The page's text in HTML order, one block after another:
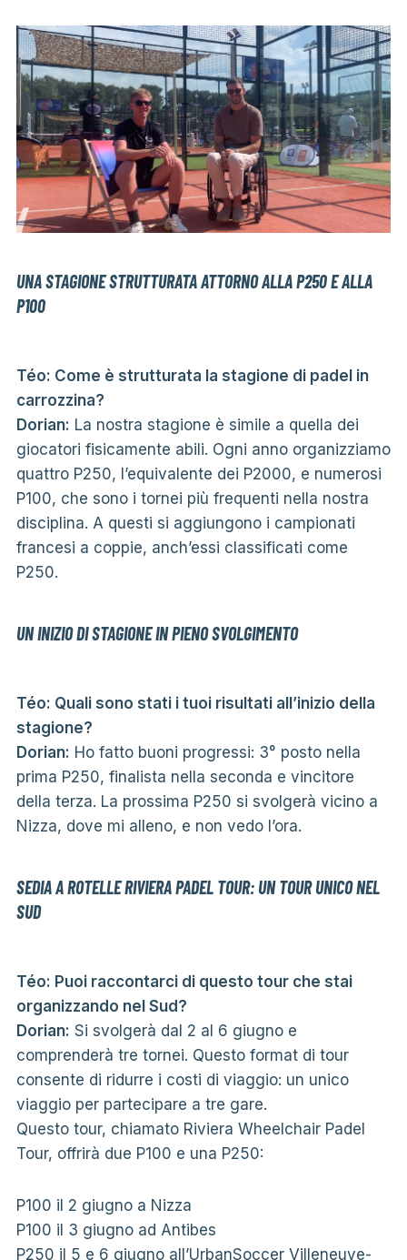
UNA STAGIONE STRUTTURATA ATTORNO ALLA P250 E ALLA
P100
Téo: Come è strutturata la stagione di padel in
carrozzina?
Dorian: La nostra stagione è simile a quella dei
giocatori fisicamente abili. Ogni anno organizziamo
quattro P250, l’equivalente dei P2000, e numerosi
P100, che sono i tornei più frequenti nella nostra
disciplina. A questi si aggiungono i campionati
francesi a coppie, anch’essi classificati come
P250.
UN INIZIO DI STAGIONE IN PIENO SVOLGIMENTO
Téo: Quali sono stati i tuoi risultati all’inizio della
stagione?
Dorian: Ho fatto buoni progressi: 3° posto nella
prima P250, finalista nella seconda e vincitore
della terza. La prossima P250 si svolgerà vicino a
Nizza, dove mi alleno, e non vedo l’ora.
SEDIA A ROTELLE RIVIERA PADEL TOUR: UN TOUR UNICO NEL
SUD
Téo: Puoi raccontarci di questo tour che stai
organizzando nel Sud?
Dorian: Si svolgerà dal 2 al 6 giugno e
comprenderà tre tornei. Questo format di tour
consente di ridurre i costi di viaggio: un unico
viaggio per partecipare a tre gare.
Questo tour, chiamato Riviera Wheelchair Padel
Tour, offrirà due P100 e una P250:
P100 il 2 giugno a Nizza
P100 il 3 giugno ad Antibes
P250 il 5 e 6 giugno all’UrbanSoccer Villeneuve-